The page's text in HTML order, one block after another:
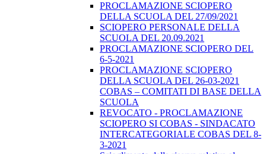
PROCLAMAZIONE SCIOPERO
DELLA SCUOLA DEL 27/09/2021
SCIOPERO PERSONALE DELLA
SCUOLA DEL 20.09.2021
PROCLAMAZIONE SCIOPERO DEL
6-5-2021
PROCLAMAZIONE SCIOPERO
DELLA SCUOLA DEL 26-03-2021
COBAS – COMITATI DI BASE DELLA
SCUOLA
REVOCATO - PROCLAMAZIONE
SCIOPERO SI COBAS - SINDACATO
INTERCATEGORIALE COBAS DEL 8-
3-2021